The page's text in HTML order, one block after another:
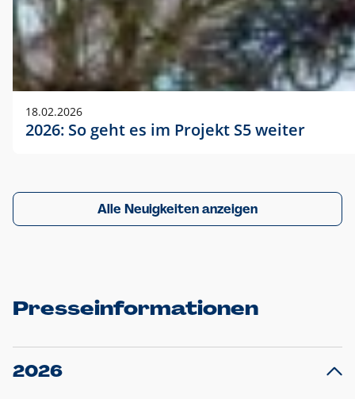
18.02.2026
2026: So geht es im Projekt S5 weiter
Alle Neuigkeiten anzeigen
Presseinformationen
2026